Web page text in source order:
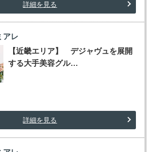
詳細を見る
アレ
【近畿エリア】 デジャヴュを展開
する大手美容グル…
詳細を見る